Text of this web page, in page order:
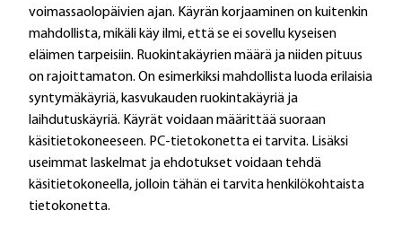
voimassaolopäivien ajan. Käyrän korjaaminen on kuitenkin
mahdollista, mikäli käy ilmi, että se ei sovellu kyseisen
eläimen tarpeisiin. Ruokintakäyrien määrä ja niiden pituus
on rajoittamaton. On esimerkiksi mahdollista luoda erilaisia
syntymäkäyriä, kasvukauden ruokintakäyriä ja
laihdutuskäyriä. Käyrät voidaan määrittää suoraan
käsitietokoneeseen. PC-tietokonetta ei tarvita. Lisäksi
useimmat laskelmat ja ehdotukset voidaan tehdä
käsitietokoneella, jolloin tähän ei tarvita henkilökohtaista
tietokonetta.